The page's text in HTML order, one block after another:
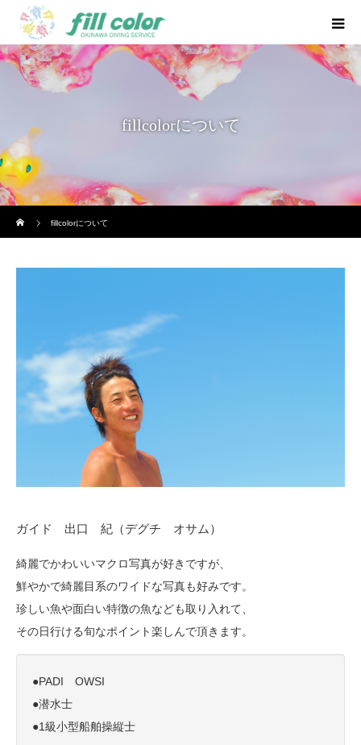
fillcolorについて
fillcolorについて
ガイド 出口 紀（デグチ オサム）
綺麗でかわいいマクロ写真が好きですが、
鮮やかで綺麗目系のワイドな写真も好みです。
珍しい魚や面白い特徴の魚なども取り入れて、
その日行ける旬なポイント楽しんで頂きます。
●PADI OWSI
●潜水士
●1級小型船舶操縦士